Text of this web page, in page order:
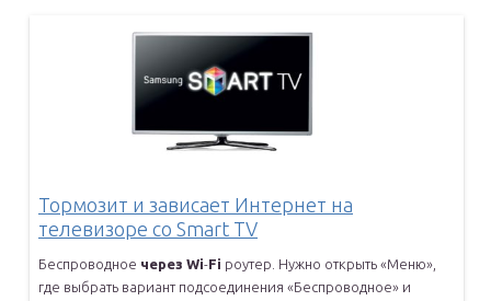
Тормозит и зависает Интернет на
телевизоре со Smart TV
Беспроводное через Wi-Fi роутер. Нужно открыть «Меню»,
где выбрать вариант подсоединения «Беспроводное» и